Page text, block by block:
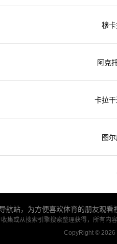
穆
阿克
卡拉
图
航站，为方便喜欢体育的朋友观
集或从搜索引擎搜索整理获得，所有内
CopyRight © 2026